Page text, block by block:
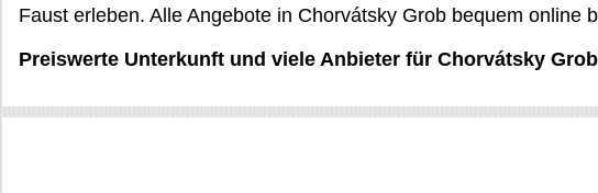
Faust erleben. Alle Angebote in Chorvátsky Grob bequem online
Preiswerte Unterkunft und viele Anbieter für Chorvátsky